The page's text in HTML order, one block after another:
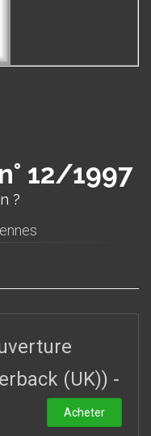
12/1997
?
(UK)) -
Acheter